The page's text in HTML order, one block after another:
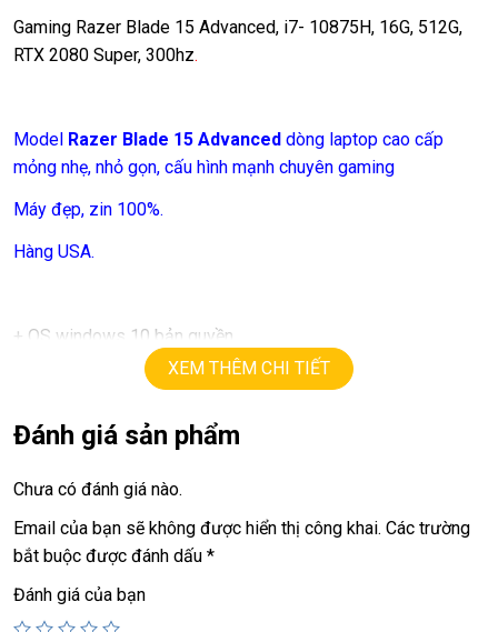
Gaming Razer Blade 15 Advanced, i7- 10875H, 16G, 512G,
RTX 2080 Super, 300hz.
Model Razer Blade 15 Advanced dòng laptop cao cấp
mỏng nhẹ, nhỏ gọn, cấu hình mạnh chuyên gaming
Máy đẹp, zin 100%.
Hàng USA.
+ OS windows 10 bản quyền
core i7 – 10875Htốc độ16X2.3Gturbo lên
+ ram16G(option 64G)
+ ssd512G.
+ lcd 15,6inled,Full HD IPS ( 1920 x 1080 ),300Hz.
+ webcam, usb 3.0, HDMI, usb type C
XEM THÊM CHI TIẾT
Đánh giá sản phẩm
Chưa có đánh giá nào.
Email của bạn sẽ không được hiển thị công khai. Các trường
bắt buộc được đánh dấu *
Đánh giá của bạn